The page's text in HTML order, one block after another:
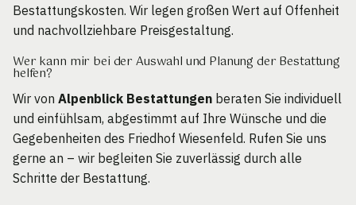
Bestattungskosten. Wir legen großen Wert auf Offenheit
und nachvollziehbare Preisgestaltung.
Wer kann mir bei der Auswahl und Planung der Bestattung
helfen?
Wir von Alpenblick Bestattungen beraten Sie individuell
und einfühlsam, abgestimmt auf Ihre Wünsche und die
Gegebenheiten des Friedhof Wiesenfeld. Rufen Sie uns
gerne an – wir begleiten Sie zuverlässig durch alle
Schritte der Bestattung.